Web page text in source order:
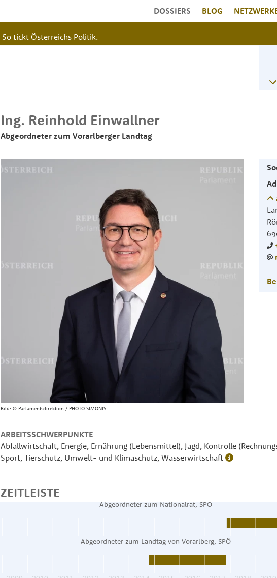
DOSSIERS BLOG
So tickt Österreichs Politik.
Ing. Reinhold Einwallner
Abgeordneter zum Vorarlberger Landtag
Bild: © Parlamentsdirektion / PHOTO SIMONIS
ARBEITSSCHWERPUNKTE
Abfallwirtschaft, Energie, Ernährung (Lebensmittel), Jagd, Kontrolle
Sport, Tierschutz, Umwelt- und Klimaschutz, Wasserwirtschaft
ZEITLEISTE
Abgeordneter zum Nationalrat, SPÖ
Abgeordneter zum Landtag von Vorarlberg, SPÖ